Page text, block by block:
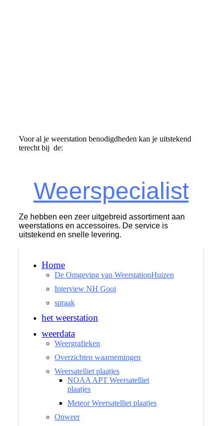
Voor al je weerstation benodigdheden kan je uitstekend
terecht bij de:
Weerspecialist
Ze hebben een zeer uitgebreid assortiment aan
weerstations en accessoires. De service is
uitstekend en snelle levering.
Home
De Omgeving van WeerstationHuizen
Interview NH Gooi
spraak
het weerstation
weerdata
Weergrafieken
Overzichten waarnemingen
Weersatelliet plaatjes
NOAA APT Weersatelliet
plaatjes
Meteor Weersatelliet plaatjes
Onweer